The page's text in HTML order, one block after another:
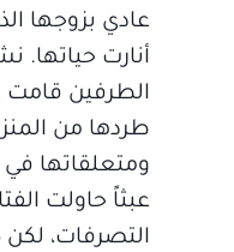
عادي بزوجها
أنارت حياتها.
الطرفين قامت
طردها من
ومتعلقاتها في
عبثاً حاولت
التصرفات،